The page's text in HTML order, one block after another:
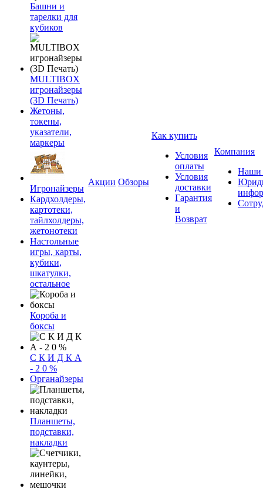
Башни и
тарелки для
кубиков
MULTIBOX
игронайзеры
(3D Печать)
Жетоны,
токены,
указатели,
маркеры
Игронайзеры
Кардхолдеры,
картотеки,
тайлхолдеры,
жетонотеки
Настольные
игры, карты,
кубики,
шкатулки,
остальное
Короба и
боксы
С К И Д К А
- 2 0 %
Органайзеры
Планшеты,
подставки,
накладки
Акции Обзоры
Как купить
Условия
оплаты
Условия
доставки
Гарантия
и
Возврат
Компания
Наши